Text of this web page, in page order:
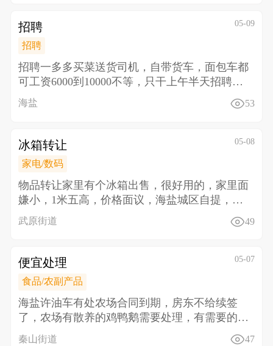
招聘 05-09
招聘
招聘一多多买菜送货司机，自带货车，面包车都
可工资6000到10000不等，只干上午半天 招聘二
多多
海盐 53
冰箱转让 05-08
家电/数码
物品转让 家里有个冰箱出售，很好用的，家里面
嫌小，1米五高，价格面议，海盐城区自提，电
话13645
武原街道 49
便宜处理 05-07
食品/农副产品
海盐许油车有处农场合同到期，房东不给续签
了，农场有散养的鸡鸭鹅需要处理，有需要的联
系18157338
秦山街道 47